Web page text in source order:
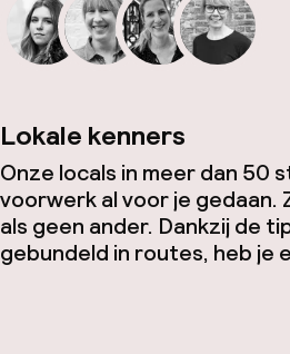
Lokale kenners
Onze locals in meer dan 50
voorwerk al voor je gedaan.
als geen ander. Dankzij de
gebundeld in routes, heb je